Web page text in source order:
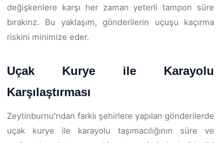
değişkenlere karşı her zaman yeterli tampon süre
bırakırız. Bu yaklaşım, gönderilerin uçuşu kaçırma
riskini minimize eder.
Uçak Kurye ile Karayolu
Karşılaştırması
Zeytinburnu'ndan farklı şehirlere yapılan gönderilerde
uçak kurye ile karayolu taşımacılığının süre ve